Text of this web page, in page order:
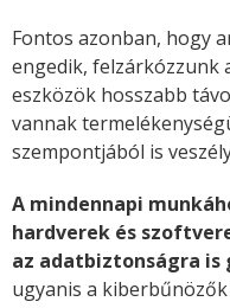
Fontos azonban, hogy
engedik, felzárkózzunk
eszközök hosszabb
vannak
szempontjából is
A mindennapi
hardverek és
az adatbiztonságra is
ugyanis a